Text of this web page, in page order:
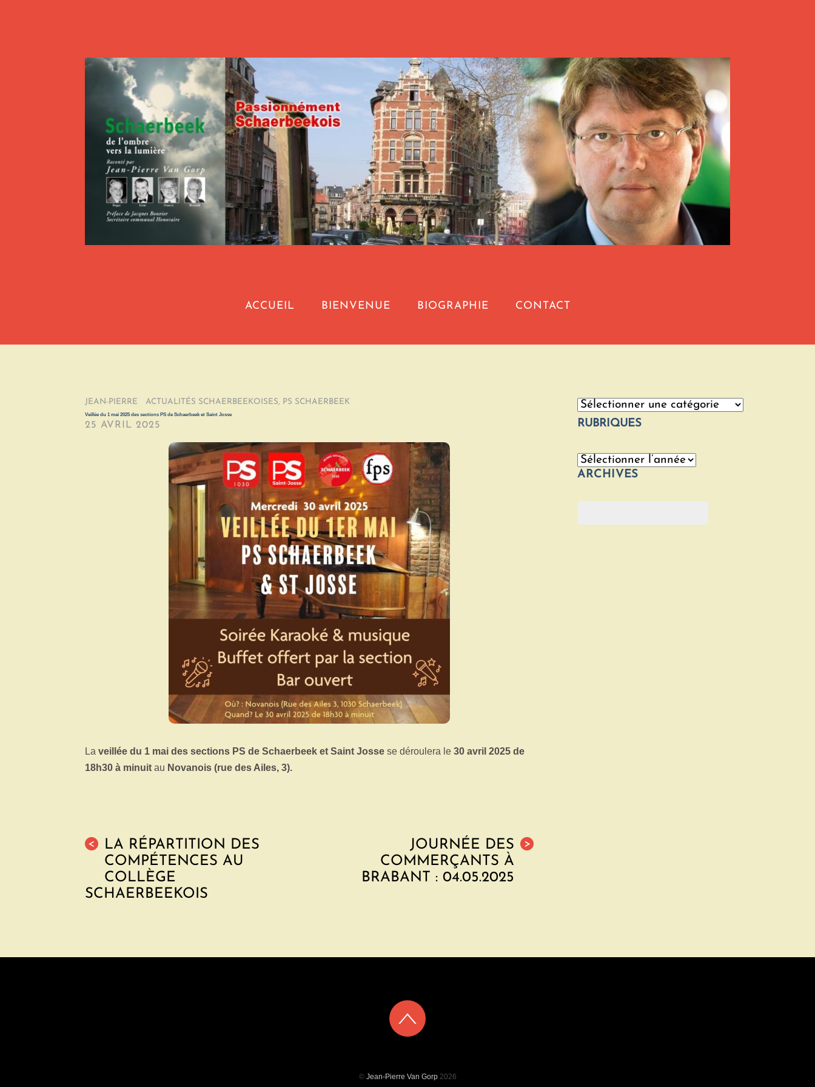
ACCUEIL BIENVENUE BIOGRAPHIE CONTACT
JEAN-PIERRE / ACTUALITÉS SCHAERBEEKOISES, PS SCHAERBEEK /
Veillée du 1 mai 2025 des sections PS de Schaerbeek et Saint Josse
25 AVRIL 2025
La veillée du 1 mai des sections PS de Schaerbeek et Saint Josse se déroulera le 30 avril 2025 de
18h30 à minuit au Novanois (rue des Ailes, 3).
<
LA RÉPARTITION DES
COMPÉTENCES AU
COLLÈGE
SCHAERBEEKOIS
>
JOURNÉE DES
COMMERÇANTS À
BRABANT : 04.05.2025
Catégories
RUBRIQUES
Archives
ARCHIVES
© Jean-Pierre Van Gorp2026